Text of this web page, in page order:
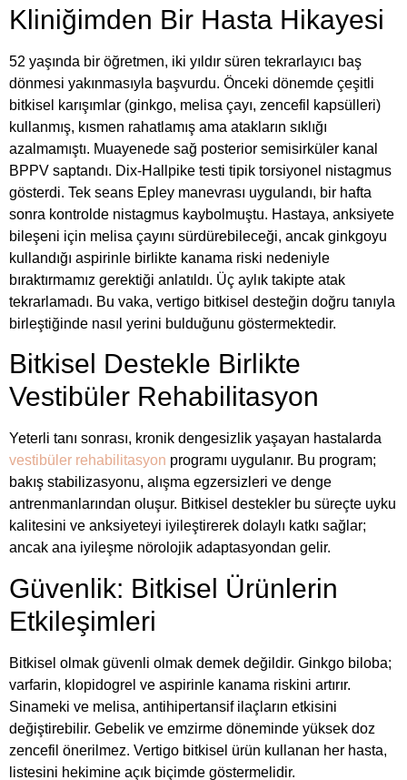
Kliniğimden Bir Hasta Hikayesi
52 yaşında bir öğretmen, iki yıldır süren tekrarlayıcı baş
dönmesi yakınmasıyla başvurdu. Önceki dönemde çeşitli
bitkisel karışımlar (ginkgo, melisa çayı, zencefil kapsülleri)
kullanmış, kısmen rahatlamış ama atakların sıklığı
azalmamıştı. Muayenede sağ posterior semisirküler kanal
BPPV saptandı. Dix-Hallpike testi tipik torsiyonel nistagmus
gösterdi. Tek seans Epley manevrası uygulandı, bir hafta
sonra kontrolde nistagmus kaybolmuştu. Hastaya, anksiyete
bileşeni için melisa çayını sürdürebileceği, ancak ginkgoyu
kullandığı aspirinle birlikte kanama riski nedeniyle
bıraktırmamız gerektiği anlatıldı. Üç aylık takipte atak
tekrarlamadı. Bu vaka, vertigo bitkisel desteğin doğru tanıyla
birleştiğinde nasıl yerini bulduğunu göstermektedir.
Bitkisel Destekle Birlikte
Vestibüler Rehabilitasyon
Yeterli tanı sonrası, kronik dengesizlik yaşayan hastalarda
vestibüler rehabilitasyon programı uygulanır. Bu program;
bakış stabilizasyonu, alışma egzersizleri ve denge
antrenmanlarından oluşur. Bitkisel destekler bu süreçte uyku
kalitesini ve anksiyeteyi iyileştirerek dolaylı katkı sağlar;
ancak ana iyileşme nörolojik adaptasyondan gelir.
Güvenlik: Bitkisel Ürünlerin
Etkileşimleri
Bitkisel olmak güvenli olmak demek değildir. Ginkgo biloba;
varfarin, klopidogrel ve aspirinle kanama riskini artırır.
Sinameki ve melisa, antihipertansif ilaçların etkisini
değiştirebilir. Gebelik ve emzirme döneminde yüksek doz
zencefil önerilmez. Vertigo bitkisel ürün kullanan her hasta,
listesini hekimine açık biçimde göstermelidir.